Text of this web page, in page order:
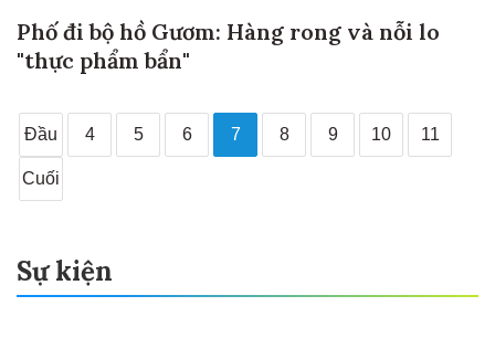
Phố đi bộ hồ Gươm: Hàng rong và nỗi lo
"thực phẩm bẩn"
Đầu 4 5 6 7 8 9 10 11
Cuối
Sự kiện